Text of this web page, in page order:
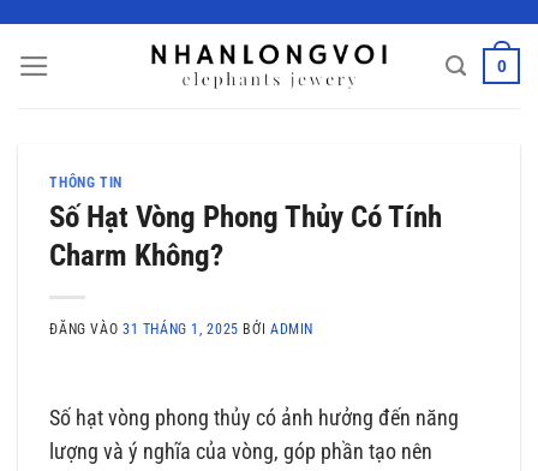
nội
0
THÔNG TIN
Số Hạt Vòng Phong Thủy Có Tính
Charm Không?
ĐĂNG VÀO 31 THÁNG 1, 2025 BỞI ADMIN
Số hạt vòng phong thủy có ảnh hưởng đến năng
lượng và ý nghĩa của vòng, góp phần tạo nên